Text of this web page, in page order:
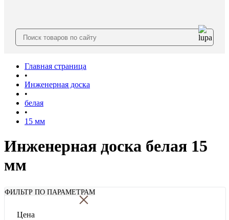
Главная страница
•
Инженерная доска
•
белая
•
15 мм
Инженерная доска белая 15
мм
ФИЛЬТР ПО ПАРАМЕТРАМ
×
Цена